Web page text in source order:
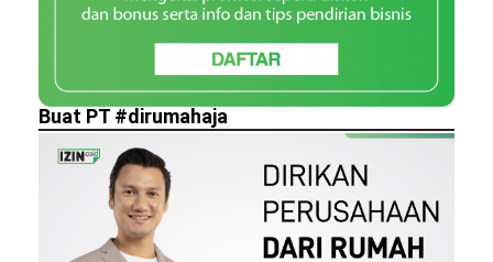
Buat PT #dirumahaja